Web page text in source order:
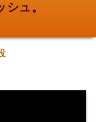
ュ。